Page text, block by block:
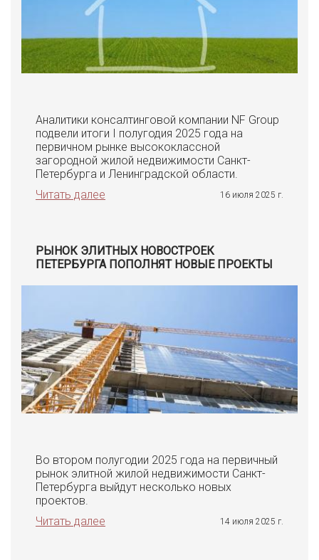
Аналитики консалтинговой компании NF Group
подвели итоги I полугодия 2025 года на
первичном рынке высококлассной
загородной жилой недвижимости Санкт-
Петербурга и Ленинградской области.
Читать далее
16 июля 2025 г.
РЫНОК ЭЛИТНЫХ НОВОСТРОЕК
ПЕТЕРБУРГА ПОПОЛНЯТ НОВЫЕ ПРОЕКТЫ
Во втором полугодии 2025 года на первичный
рынок элитной жилой недвижимости Санкт-
Петербурга выйдут несколько новых
проектов.
Читать далее
14 июля 2025 г.